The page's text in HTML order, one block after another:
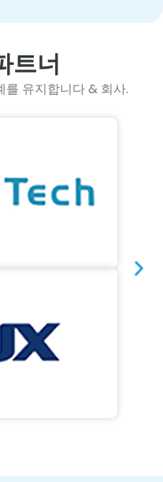
트너
를 유지합니다 & 회사.